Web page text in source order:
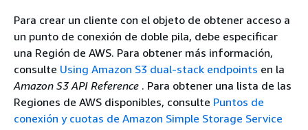
Para crear un cliente con el objeto de obtener acceso a
un punto de conexión de doble pila, debe especificar
una Región de AWS. Para obtener más información,
consulte Using Amazon S3 dual-stack endpoints en la
Amazon S3 API Reference . Para obtener una lista de las
Regiones de AWS disponibles, consulte Puntos de
conexión y cuotas de Amazon Simple Storage Service